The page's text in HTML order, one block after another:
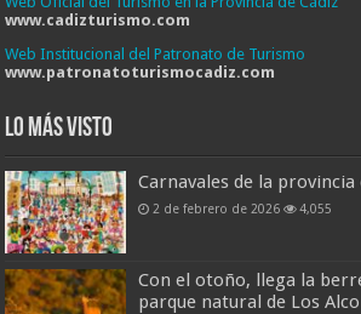
www.cadizturismo.com
Web Institucional del Patronato de Turismo
www.patronatoturismocadiz.com
Lo más visto
Carnavales de la provincia
2 de febrero de 2026 4,055
Con el otoño, llega la
parque natural de Los